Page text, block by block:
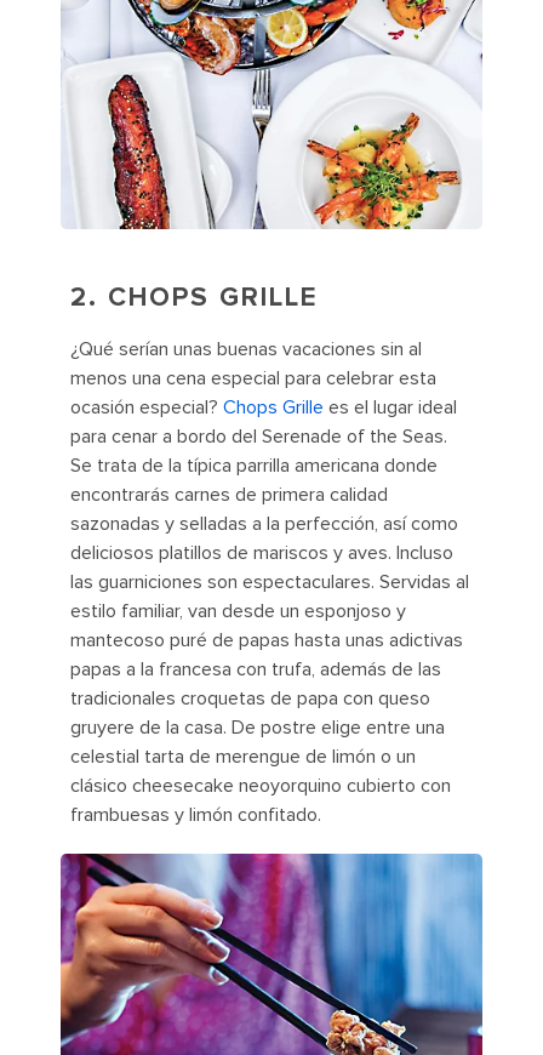
2. CHOPS GRILLE
¿Qué serían unas buenas vacaciones sin al
menos una cena especial para celebrar esta
ocasión especial? Chops Grille es el lugar ideal
para cenar a bordo del Serenade of the Seas.
Se trata de la típica parrilla americana donde
encontrarás carnes de primera calidad
sazonadas y selladas a la perfección, así como
deliciosos platillos de mariscos y aves. Incluso
las guarniciones son espectaculares. Servidas al
estilo familiar, van desde un esponjoso y
mantecoso puré de papas hasta unas adictivas
papas a la francesa con trufa, además de las
tradicionales croquetas de papa con queso
gruyere de la casa. De postre elige entre una
celestial tarta de merengue de limón o un
clásico cheesecake neoyorquino cubierto con
frambuesas y limón confitado.